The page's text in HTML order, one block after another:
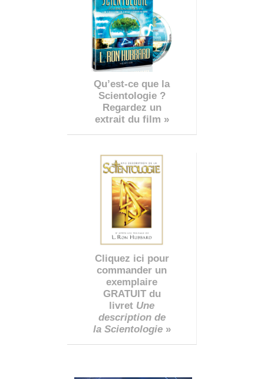
Qu’est-ce que la
Scientologie ?
Regardez un
extrait du film »
Cliquez ici pour
commander un
exemplaire
GRATUIT du
livret Une
description de
la Scientologie»